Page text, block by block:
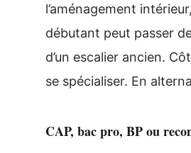
l’aménagement
débutant peut passer
d’un escalier ancien.
se spécialiser. En
CAP, bac pro, BP ou